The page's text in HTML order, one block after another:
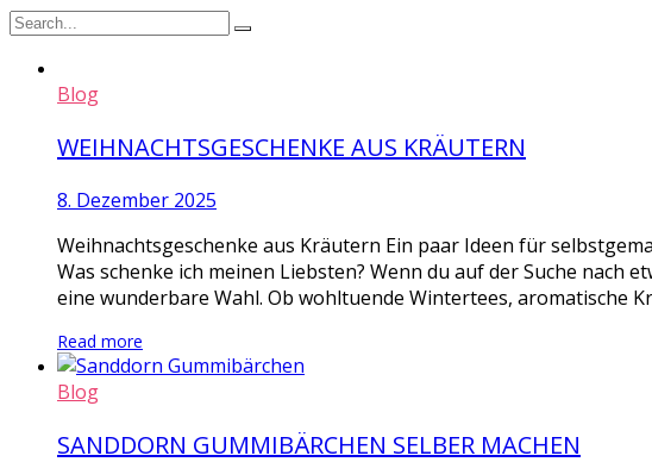
Blog
WEIHNACHTSGESCHENKE AUS KRÄUTERN
8. Dezember 2025
Weihnachtsgeschenke aus Kräutern Ein paar Ideen für
Was schenke ich meinen Liebsten? Wenn du auf der Suche
eine wunderbare Wahl. Ob wohltuende Wintertees, aromatische
Read more
Blog
SANDDORN GUMMIBÄRCHEN SELBER MACHEN